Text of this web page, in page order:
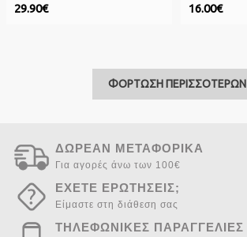
29.90€
16.00€
ΦΟΡΤΩΣΗ ΠΕΡΙΣΣΟΤΕΡΩΝ
ΔΩΡΕΑΝ ΜΕΤΑΦΟΡΙΚΑ
Για αγορές άνω των 100€
ΕΧΕΤΕ ΕΡΩΤΗΣΕΙΣ;
Είμαστε στη διάθεση σας
ΤΗΛΕΦΩΝΙΚΕΣ ΠΑΡΑΓΓΕΛΙΕΣ